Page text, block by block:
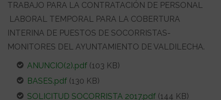
TRABAJO PARA LA CONTRATACIÓN DE PERSONAL
LABORAL TEMPORAL PARA LA COBERTURA
INTERINA DE PUESTOS DE SOCORRISTAS-
MONITORES DEL AYUNTAMIENTO DE VALDILECHA.
ANUNCIO(2).pdf (103 KB)
BASES.pdf (130 KB)
SOLICITUD SOCORRISTA 2017.pdf (144 KB)